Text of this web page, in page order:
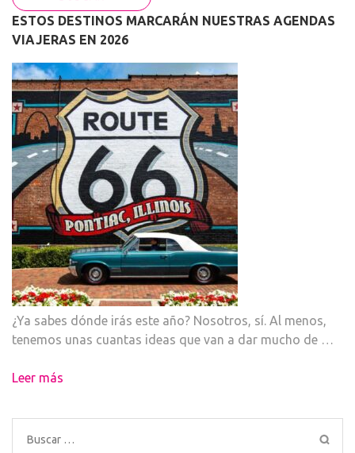
ESTOS DESTINOS MARCARÁN NUESTRAS AGENDAS
VIAJERAS EN 2026
¿Ya sabes dónde irás este año? Nosotros, sí. Al menos,
tenemos unas cuantas ideas que van a dar mucho de …
Leer más
Buscar: